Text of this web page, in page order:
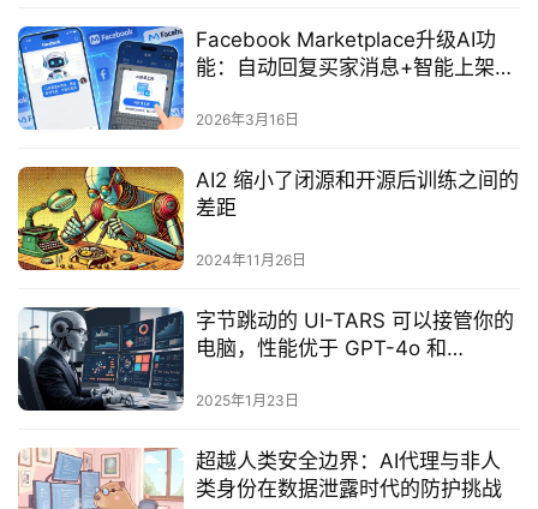
Facebook Marketplace升级AI功
能：自动回复买家消息+智能上架，
2026年3月16日
AI2 缩小了闭源和开源后训练之间的
差距
2024年11月26日
字节跳动的 UI-TARS 可以接管你的
电脑，性能优于 GPT-4o 和
2025年1月23日
超越人类安全边界：AI代理与非人
类身份在数据泄露时代的防护挑战‌